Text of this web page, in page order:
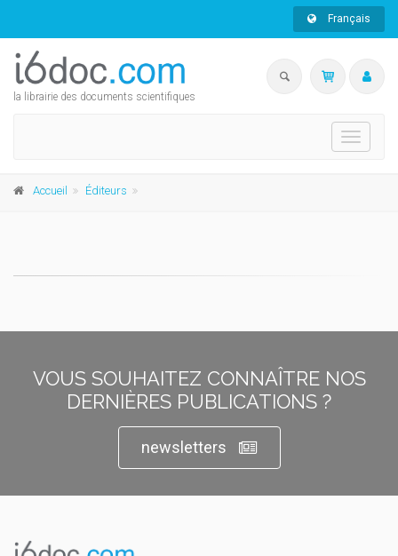
Français
la librairie des documents scientifiques
Toggle
Accueil Éditeurs
VOUS SOUHAITEZ CONNAÎTRE NOS
DERNIÈRES PUBLICATIONS ?
newsletters